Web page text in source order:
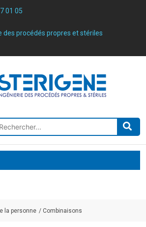
01 05
des procédés propres et stériles
la personne Combinaisons